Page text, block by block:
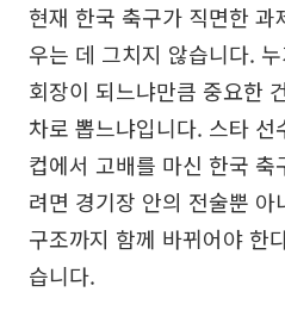
현재 한국 축구가 직면한
우는 데 그치지 않습니다.
회장이 되느냐만큼 중요한
차로 뽑느냐입니다. 스타
컵에서 고배를 마신 한국 축
려면 경기장 안의 전술뿐
구조까지 함께 바뀌어야 한
습니다.